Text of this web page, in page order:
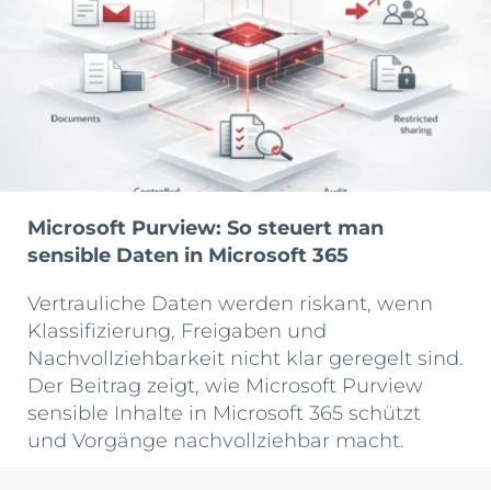
Microsoft Purview: So steuert man
sensible Daten in Microsoft 365
Vertrauliche Daten werden riskant, wenn
Klassifizierung, Freigaben und
Nachvollziehbarkeit nicht klar geregelt sind.
Der Beitrag zeigt, wie Microsoft Purview
sensible Inhalte in Microsoft 365 schützt
und Vorgänge nachvollziehbar macht.